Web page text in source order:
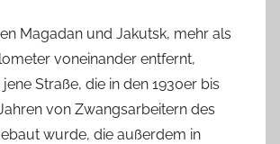
Magadan und Jakutsk, mehr als
voneinander entfernt,
Straße, die in den 1930er bis
von Zwangsarbeitern des
wurde, die außerdem in